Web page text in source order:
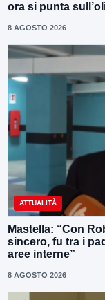
ora si punta
8 AGOSTO 2026
ATTUALITÀ
Mastella: “Con
sincero, fu tra i
aree interne”
8 AGOSTO 2026